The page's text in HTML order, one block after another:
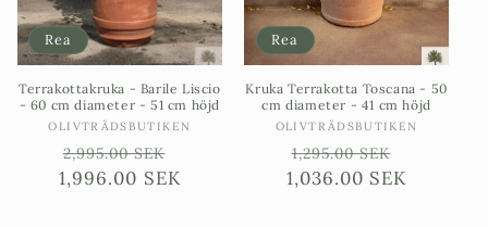
Rea
Terrakottakruka - Barile Liscio
- 60 cm diameter - 51 cm höjd
Säljare:
OLIVTRÄDSBUTIKEN
Ordinarie
pris
2,995.00 SEK
Försäljningspris
1,996.00 SEK
Rea
Kruka Terrakotta Toscana - 50
cm diameter - 41 cm höjd
Säljare:
OLIVTRÄDSBUTIKEN
Ordinarie
pris
1,295.00 SEK
1,036.00 SEK